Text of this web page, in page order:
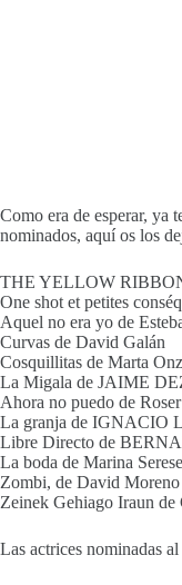
Como era de esperar, ya
nominados, aquí os los
THE YELLOW
One shot et petites
Aquel no era yo de
Curvas de David Galán
Cosquillitas de Marta
La Migala de JAIME
Ahora no puedo de
La granja de IGNACIO
Libre Directo de
La boda de Marina
Zombi, de David Moreno
Zeinek Gehiago Iraun
Las actrices nominadas